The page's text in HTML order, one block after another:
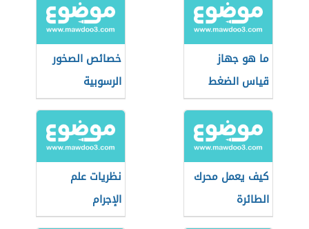
ما هو جهاز
قياس الضغط
الجوي
خصائص الصخور
الرسوبية
كيف يعمل محرك
الطائرة
نظريات علم
الإجرام